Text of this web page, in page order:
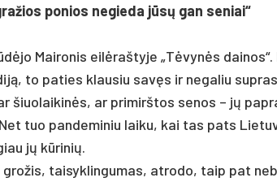
po­nios ne­gie­da jūsų gan se­niai“
Mai­ro­nis eilė­raš­ty­je „Tėvynės
to pa­ties klau­siu savęs ir ne­ga­liu
šiuo­lai­kinės, ar pri­mirš­tos se­nos – jų
tuo pan­de­mi­niu lai­ku, kai tas pa­ts
jų kūri­nių.
gro­žis, tai­syk­lin­gu­mas, at­ro­do, taip pat